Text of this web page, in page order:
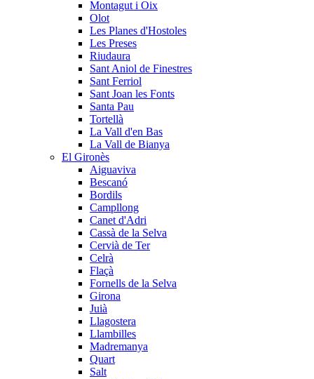
Montagut i Oix
Olot
Les Planes d'Hostoles
Les Preses
Riudaura
Sant Aniol de Finestres
Sant Ferriol
Sant Joan les Fonts
Santa Pau
Tortellà
La Vall d'en Bas
La Vall de Bianya
El Gironès
Aiguaviva
Bescanó
Bordils
Campllong
Canet d'Adri
Cassà de la Selva
Cervià de Ter
Celrà
Flaçà
Fornells de la Selva
Girona
Juià
Llagostera
Llambilles
Madremanya
Quart
Salt